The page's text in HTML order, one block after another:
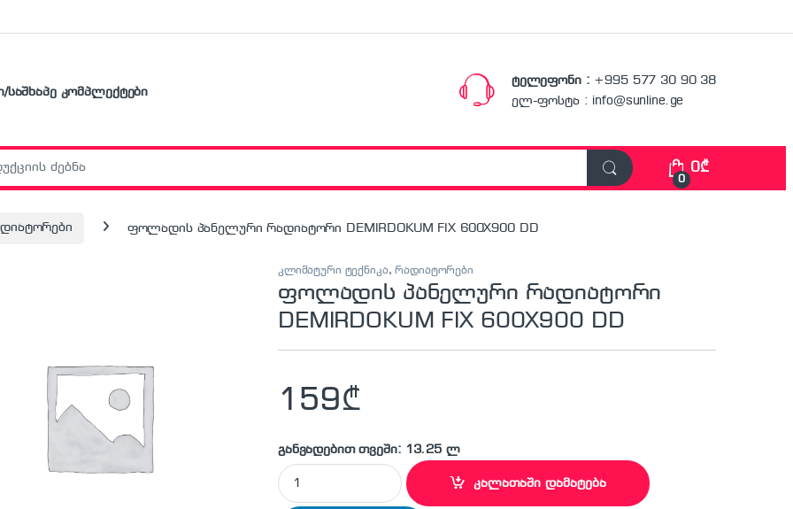
საშხაპე კომპლექტები
ტელეფონი : +995 577 30 90 38
ელ-ფოსტა : info@sunline.ge
0
0₾
ფოლადის პანელური რადიატორი DEMIRDOKUM FIX 600X900 DD
კლიმატური ტექნიკა,რადიატორები
ფოლადის პანელური რადიატორი
DEMIRDOKUM FIX 600X900 DD
159₾
განვადებით თვეში: 13.25 ლ
ფოლადის პანელური რადიატორი DEMIRDOKUM FIX 600X900 DD quantity
კალათაში დამატება